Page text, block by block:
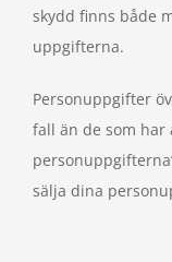
skydd finns både
uppgifterna.
Personuppgifter
fall än de som har
sälja dina